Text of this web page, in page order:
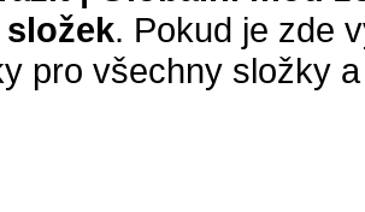
. Pokud je zde
pro všechny složky